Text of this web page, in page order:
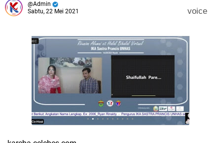
Admin
Sabtu, 22 Mei 2021
voice